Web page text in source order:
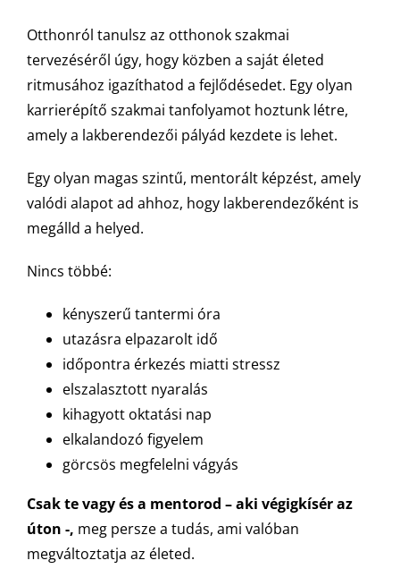
Otthonról tanulsz az otthonok szakmai
tervezéséről úgy, hogy közben a saját életed
ritmusához igazíthatod a fejlődésedet. Egy olyan
karrierépítő szakmai tanfolyamot hoztunk létre,
amely a lakberendezői pályád kezdete is lehet.
Egy olyan magas szintű, mentorált képzést, amely
valódi alapot ad ahhoz, hogy lakberendezőként is
megálld a helyed.
Nincs többé:
kényszerű tantermi óra
utazásra elpazarolt idő
időpontra érkezés miatti stressz
elszalasztott nyaralás
kihagyott oktatási nap
elkalandozó figyelem
görcsös megfelelni vágyás
Csak te vagy és a mentorod – aki végigkísér az
úton -, meg persze a tudás, ami valóban
megváltoztatja az életed.